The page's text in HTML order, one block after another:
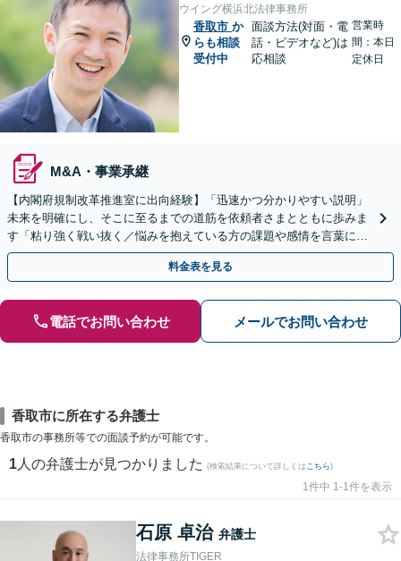
ウイング横浜北法律事務所
香取市 か
らも相談
受付中
面談方法(対面・電
話・ビデオなど)は
応相談
営業時
間：本日
定休日
M&A・事業承継
【内閣府規制改革推進室に出向経験】「迅速かつ分かりやすい説明」
未来を明確にし、そこに至るまでの道筋を依頼者さまとともに歩みま
す「粘り強く戦い抜く／悩みを抱えている方の課題や感情を言葉にす
るサポート」【電話・メール相談可】【休日・夜間相談可】
料金表を見る
電話でお問い合わせ メールでお問い合わせ
香取市に所在する弁護士
香取市の事務所等での面談予約が可能です。
1 人の弁護士が見つかりました (検索結果について詳しくは こちら)
1件中 1-1件を表示
石原 卓治 弁護士
法律事務所TIGER